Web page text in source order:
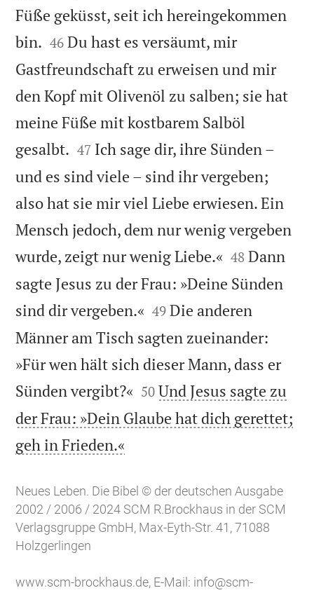
Füße geküsst, seit ich hereingekommen
bin. 

46 Du hast es versäumt, mir
Gastfreundschaft zu erweisen und mir
den Kopf mit Olivenöl zu salben; sie hat
meine Füße mit kostbarem Salböl
gesalbt. 

47 Ich sage dir, ihre Sünden –
und es sind viele – sind ihr vergeben;
also hat sie mir viel Liebe erwiesen. Ein
Mensch jedoch, dem nur wenig vergeben
wurde, zeigt nur wenig Liebe.« 

48 Dann
sagte Jesus zu der Frau: »Deine Sünden
sind dir vergeben.« 

49 Die anderen
Männer am Tisch sagten zueinander:
»Für wen hält sich dieser Mann, dass er
Sünden vergibt?« 

50 Und Jesus sagte zu
der Frau: »Dein Glaube hat dich gerettet;
geh in Frieden.«
Neues Leben. Die Bibel © der deutschen Ausgabe
2002 / 2006 / 2024 SCM R.Brockhaus in der SCM
Verlagsgruppe GmbH, Max-Eyth-Str. 41, 71088
Holzgerlingen
www.scm-brockhaus.de, E-Mail: info@scm-